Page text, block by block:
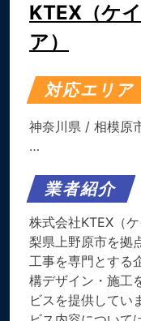
KTEX（ケ
ア）
対応エリア
神奈川県 / 相模原
…
業者紹介
株式会社KTEX（
梨県上野原市を拠
工事を専門とする
構デザイン・施工
ビスを提供してい